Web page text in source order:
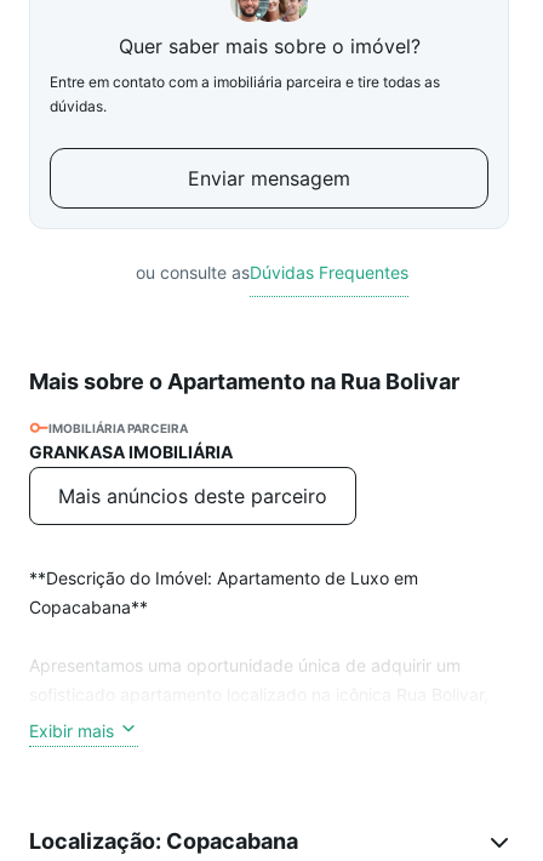
Quer saber mais sobre o imóvel?
Entre em contato com a imobiliária parceira e tire todas as
dúvidas.
Enviar mensagem
ou consulte asDúvidas Frequentes
Mais sobre o Apartamento na Rua Bolivar
IMOBILIÁRIA PARCEIRA
GRANKASA IMOBILIÁRIA
Mais anúncios deste parceiro
**Descrição do Imóvel: Apartamento de Luxo em
Copacabana**
Apresentamos uma oportunidade única de adquirir um
168, em Copacabana, Rio de Janeiro. Com uma ampla área
de 253m², este imóvel oferece um espaço generoso e bem
**Características do Apartamento:**
Exibir mais
Localização: Copacabana